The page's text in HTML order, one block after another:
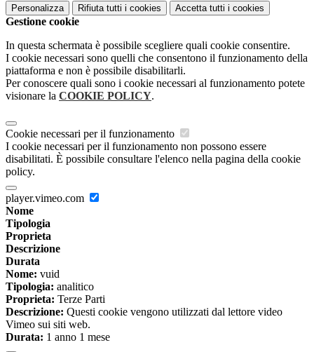
Personalizza Rifiuta tutti i cookies Accetta tutti i cookies
Gestione cookie
In questa schermata è possibile scegliere quali cookie consentire.
I cookie necessari sono quelli che consentono il funzionamento della
piattaforma e non è possibile disabilitarli.
Per conoscere quali sono i cookie necessari al funzionamento potete
visionare la COOKIE POLICY.
Cookie necessari per il funzionamento
I cookie necessari per il funzionamento non possono essere
disabilitati. È possibile consultare l'elenco nella pagina della cookie
policy.
player.vimeo.com
Nome
Tipologia
Proprieta
Descrizione
Durata
Nome: vuid
Tipologia: analitico
Proprieta: Terze Parti
Descrizione: Questi cookie vengono utilizzati dal lettore video
Vimeo sui siti web.
Durata: 1 anno 1 mese